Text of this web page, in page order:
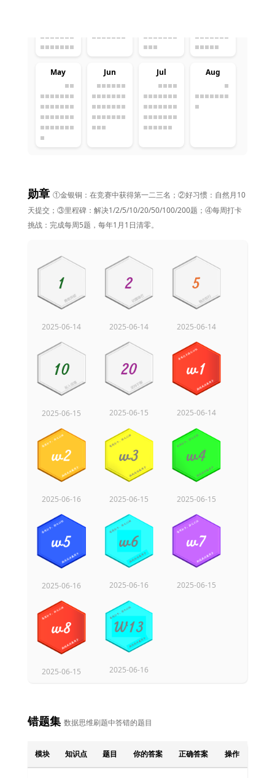
May Jun Jul Aug
勋章 ①金银铜：在竞赛中获得第一二三名；②好习惯：自然月10
天提交；③里程碑：解决1/2/5/10/20/50/100/200题；④每周打卡
挑战：完成每周5题，每年1月1日清零。
2025-06-14 2025-06-14 2025-06-14
2025-06-15 2025-06-15 2025-06-14
2025-06-16 2025-06-15 2025-06-15
2025-06-16 2025-06-16 2025-06-15
2025-06-15 2025-06-16
错题集 数据思维刷题中答错的题目
模块 知识点 题目 你的答案 正确答案 操作